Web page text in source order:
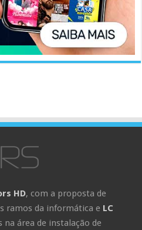
HD, com a proposta de
ramos da informática e LC
área de instalação de